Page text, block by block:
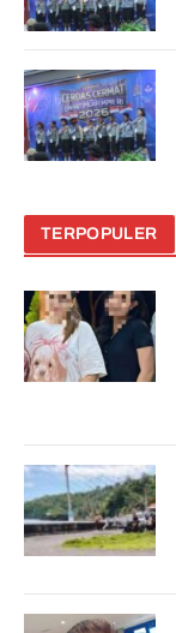
TERPOPULER